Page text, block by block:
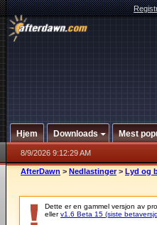
Hjem Downloads Mest
8/9/2026 9:12:29 AM
AfterDawn > Nedlastinger > Lyd og
Dette er en gammel versjon av
ellerv1.6 Beta 15 (siste